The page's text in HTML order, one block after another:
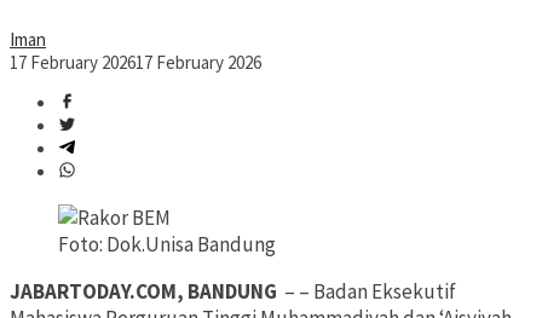
Iman
17 February 202617 February 2026
Foto: Dok.Unisa Bandung
JABARTODAY.COM, BANDUNG – – Badan Eksekutif